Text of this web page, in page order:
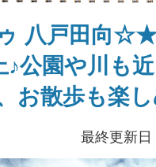
八戸田向
♪公園や川も
お散歩も楽
最終更新